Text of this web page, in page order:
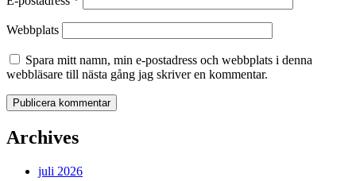
Webbplats
Spara mitt namn, min e-postadress och webbplats i denna
webbläsare till nästa gång jag skriver en kommentar.
Archives
juli 2026